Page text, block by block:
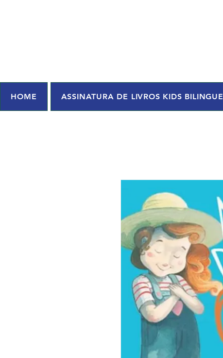
HOME ASSINATURA DE LIVROS KIDS BILINGUE